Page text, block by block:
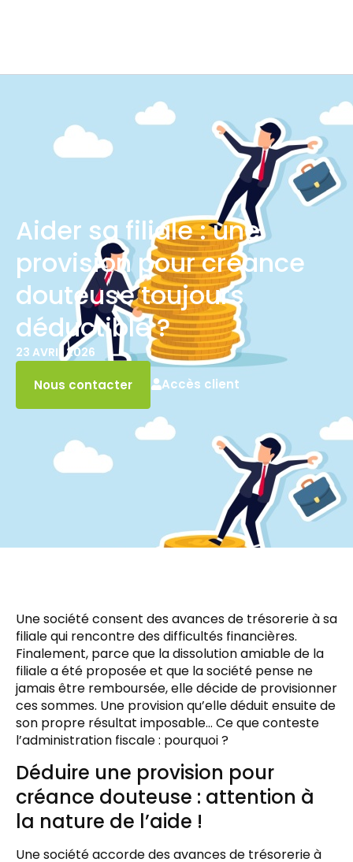
Aider sa filiale : une
provision pour créance
douteuse toujours
déductible ?
23 AVRIL 2026
Nous contacter Accès client
Une société consent des avances de trésorerie à sa
filiale qui rencontre des difficultés financières.
Finalement, parce que la dissolution amiable de la
filiale a été proposée et que la société pense ne
jamais être remboursée, elle décide de provisionner
ces sommes. Une provision qu’elle déduit ensuite de
son propre résultat imposable… Ce que conteste
l’administration fiscale : pourquoi ?
Déduire une provision pour
créance douteuse : attention à
la nature de l’aide !
Une société accorde des avances de trésorerie à